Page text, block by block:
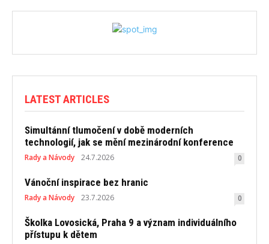
LATEST ARTICLES
Simultánní tlumočení v době moderních
technologií, jak se mění mezinárodní konference
Rady a Návody 24.7.2026 0
Vánoční inspirace bez hranic
Rady a Návody 23.7.2026 0
Školka Lovosická, Praha 9 a význam individuálního
přístupu k dětem